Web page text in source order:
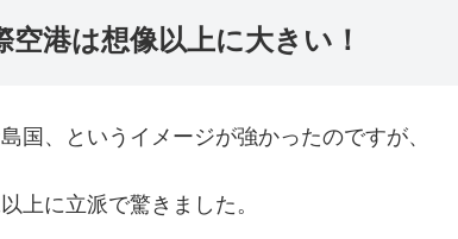
空港は想像以上に大きい！
国、というイメージが強かったのですが、
上に立派で驚きました。